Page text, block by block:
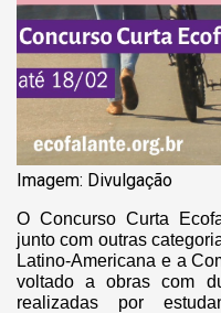
Imagem: Divulgação
O Concurso Curta
junto com outras
Latino-Americana e a
voltado a obras com
realizadas por